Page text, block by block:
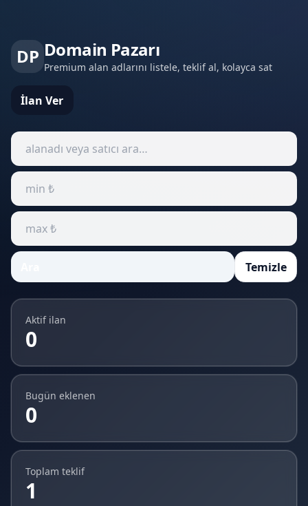
DP Domain Pazarı
Premium alan adlarını listele, teklif al, kolayca sat
İlan Ver
Temizle
Aktif ilan
0
Bugün eklenen
0
Toplam teklif
1